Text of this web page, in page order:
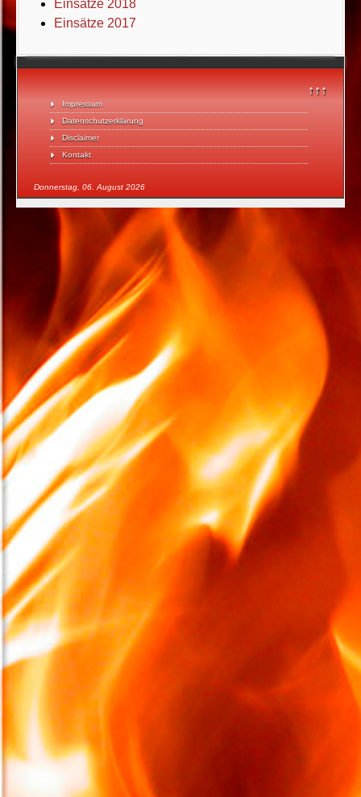
↑↑↑
Impressum
Datenschutzerklärung
Disclaimer
Kontakt
Donnerstag, 06. August 2026
Einsätze 2018
Einsätze 2017